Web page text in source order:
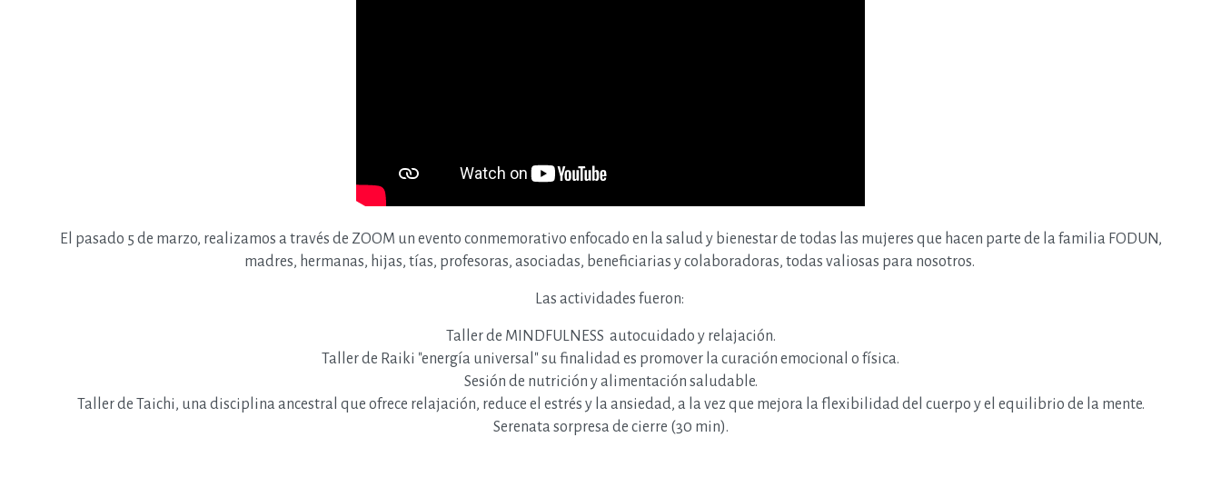
El pasado 5 de marzo, realizamos a través de ZOOM un evento conmemorativo enfocado en la salud y bienestar de todas las mujeres que hacen parte de la familia FODUN,
madres, hermanas, hijas, tías, profesoras, asociadas, beneficiarias y colaboradoras, todas valiosas para nosotros.
Las actividades fueron:
Taller de MINDFULNESS autocuidado y relajación.
Taller de Raiki "energía universal" su finalidad es promover la curación emocional o física.
Sesión de nutrición y alimentación saludable.
Taller de Taichi, una disciplina ancestral que ofrece relajación, reduce el estrés y la ansiedad, a la vez que mejora la flexibilidad del cuerpo y el equilibrio de la mente.
Serenata sorpresa de cierre (30 min).